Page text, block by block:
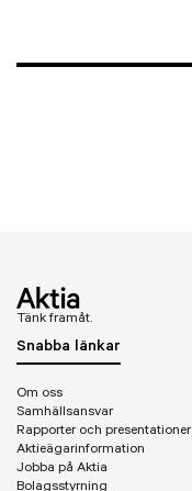
Tänk framåt.
Snabba länkar
Om oss
Samhällsansvar
Rapporter och presentationer
Aktieägarinformation
Jobba på Aktia
Bolagsstyrning